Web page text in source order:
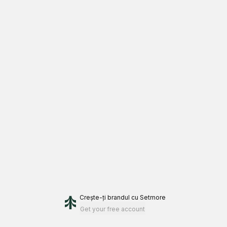
Crește-ți brandul cu Setmore
Get your free account